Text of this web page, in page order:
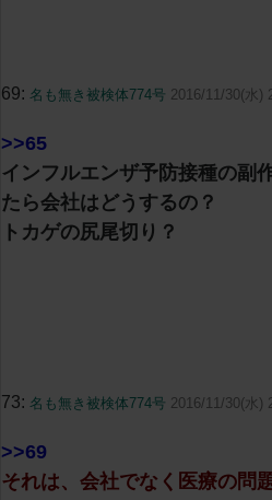
69: 名も無き被検体774号 2016/11/30(水)
>>65
インフルエンザ予防接種の副
たら会社はどうするの？
トカゲの尻尾切り？
73: 名も無き被検体774号 2016/11/30(水)
>>69
それは、会社でなく医療の問